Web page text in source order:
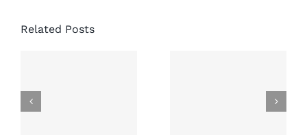
Related Posts
一场车
案，老人
接受的和
解，换来